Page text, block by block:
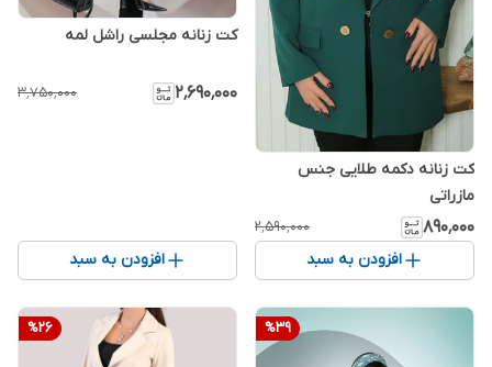
کت زنانه دکمه طلایی جنس
مازراتی
۸۹۰٬۰۰۰ ۲٬۵۹۰٬۰۰۰
افزودن به سبد
کت زنانه مجلسی راشل لمه
۲٬۶۹۰٬۰۰۰ ۳٬۷۵۰٬۰۰۰
افزودن به سبد
%39
%26